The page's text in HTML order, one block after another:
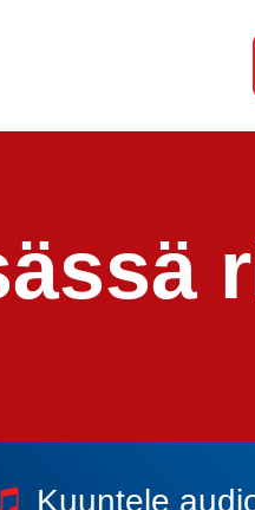
Kuuntele